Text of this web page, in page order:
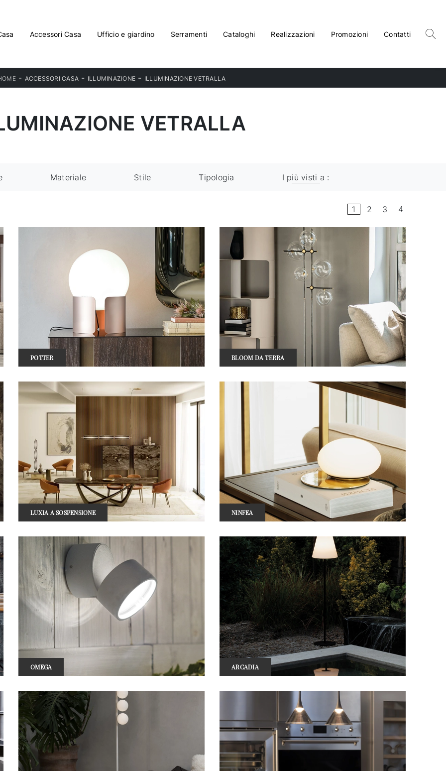
Accessori Casa Ufficio e giardino Serramenti Cataloghi Realizzazioni Promozioni Contatti
- ACCESSORI CASA - ILLUMINAZIONE - ILLUMINAZIONE VETRALLA
VETRALLA
Materiale Stile Tipologia I più visti a :
1 2 3 4
POTTER BLOOM DA TERRA
LUXIA A SOSPENSIONE NINFEA
OMEGA ARCADIA